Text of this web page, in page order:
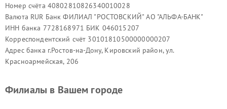
Номер счёта 40802810826340010028
Валюта RUR Банк ФИЛИАЛ "РОСТОВСКИЙ" АО "АЛЬФА-БАНК"
ИНН банка 7728168971 БИК 046015207
Корреспондентский счёт 30101810500000000207
Адрес банка г.Ростов-на-Дону, Кировский район, ул.
Красноармейская, 206
Филиалы в Вашем городе